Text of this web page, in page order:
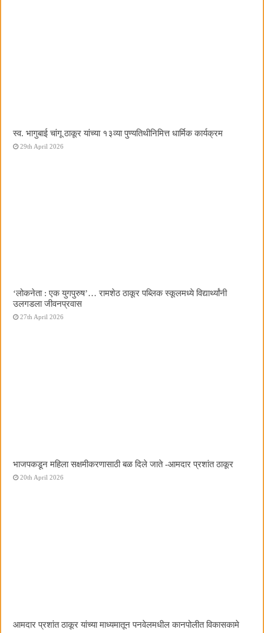
स्व. भागुबाई चांगू ठाकूर यांच्या १३व्या पुण्यतिथीनिमित्त धार्मिक कार्यक्रम
29th April 2026
‌‘लोकनेता : एक युगपुरुष‌’… रामशेठ ठाकूर पब्लिक स्कूलमध्ये विद्यार्थ्यांनी
उलगडला जीवनप्रवास
27th April 2026
भाजपकडून महिला सक्षमीकरणासाठी बळ दिले जाते -आमदार प्रशांत ठाकूर
20th April 2026
आमदार प्रशांत ठाकूर यांच्या माध्यमातून पनवेलमधील कानपोलीत विकासकामे